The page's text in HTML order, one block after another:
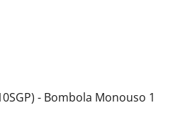
- Bombola Monouso 1